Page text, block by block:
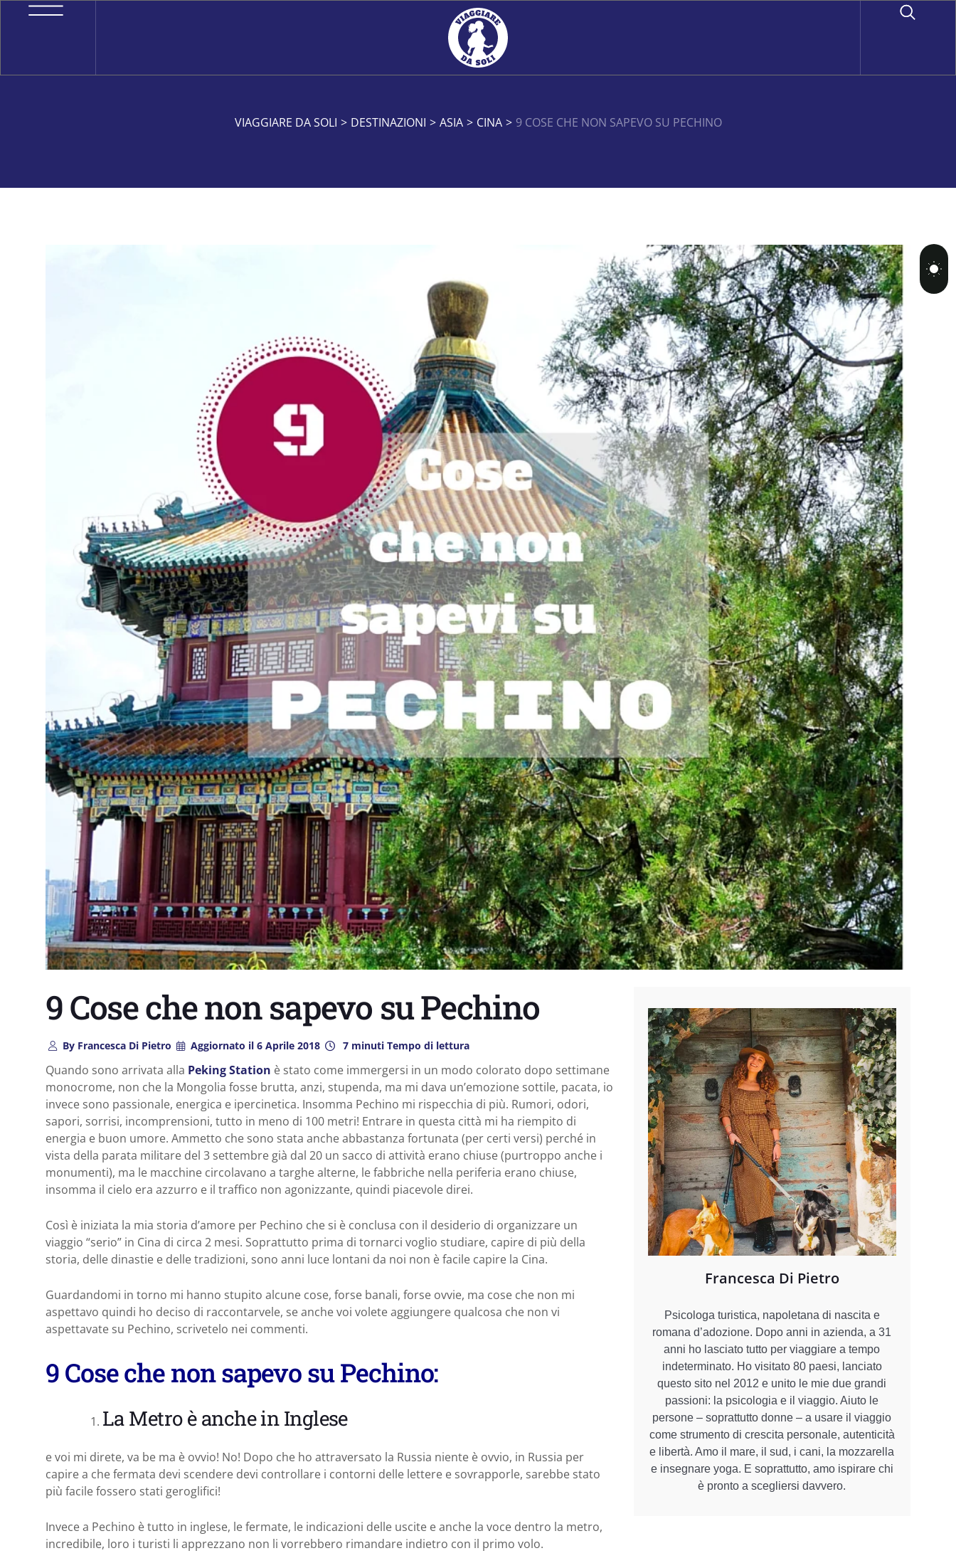
VIAGGIARE DA SOLI > DESTINAZIONI > ASIA > CINA > 9 COSE CHE NON SAPEVO SU PECHINO
9 Cose che non sapevo su Pechino
ByFrancesca Di Pietro Aggiornato il 6 Aprile 2018 7 minuti Tempo di lettura
Quando sono arrivata alla Peking Station è stato come immergersi in un modo colorato dopo settimane
monocrome, non che la Mongolia fosse brutta, anzi, stupenda, ma mi dava un’emozione sottile, pacata, io
invece sono passionale, energica e ipercinetica. Insomma Pechino mi rispecchia di più. Rumori, odori,
sapori, sorrisi, incomprensioni, tutto in meno di 100 metri! Entrare in questa città mi ha riempito di
energia e buon umore. Ammetto che sono stata anche abbastanza fortunata (per certi versi) perché in
vista della parata militare del 3 settembre già dal 20 un sacco di attività erano chiuse (purtroppo anche i
monumenti), ma le macchine circolavano a targhe alterne, le fabbriche nella periferia erano chiuse,
insomma il cielo era azzurro e il traffico non agonizzante, quindi piacevole direi.
Così è iniziata la mia storia d’amore per Pechino che si è conclusa con il desiderio di organizzare un
viaggio “serio” in Cina di circa 2 mesi. Soprattutto prima di tornarci voglio studiare, capire di più della
storia, delle dinastie e delle tradizioni, sono anni luce lontani da noi non è facile capire la Cina.
Guardandomi in torno mi hanno stupito alcune cose, forse banali, forse ovvie, ma cose che non mi
aspettavo quindi ho deciso di raccontarvele, se anche voi volete aggiungere qualcosa che non vi
aspettavate su Pechino, scrivetelo nei commenti.
9 Cose che non sapevo su Pechino:
La Metro è anche in Inglese
e voi mi direte, va be ma è ovvio! No! Dopo che ho attraversato la Russia niente è ovvio, in Russia per
capire a che fermata devi scendere devi controllare i contorni delle lettere e sovrapporle, sarebbe stato
più facile fossero stati geroglifici!
Invece a Pechino è tutto in inglese, le fermate, le indicazioni delle uscite e anche la voce dentro la metro,
incredibile, loro i turisti li apprezzano non li vorrebbero rimandare indietro con il primo volo.
Francesca Di Pietro
Psicologa turistica, napoletana di nascita e
romana d’adozione. Dopo anni in azienda, a 31
anni ho lasciato tutto per viaggiare a tempo
indeterminato. Ho visitato 80 paesi, lanciato
questo sito nel 2012 e unito le mie due grandi
passioni: la psicologia e il viaggio. Aiuto le
persone – soprattutto donne – a usare il viaggio
come strumento di crescita personale, autenticità
e libertà. Amo il mare, il sud, i cani, la mozzarella
e insegnare yoga. E soprattutto, amo ispirare chi
è pronto a scegliersi davvero.